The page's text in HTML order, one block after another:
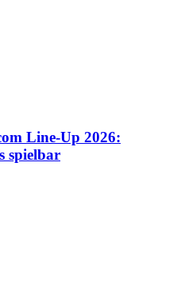
Line-Up 2026:
spielbar